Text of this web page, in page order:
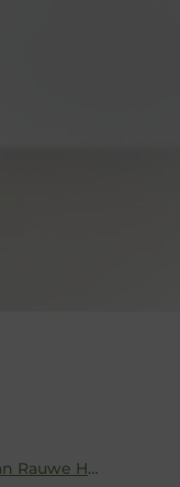
De Anti-Aging Voordelen van Rauwe Honing